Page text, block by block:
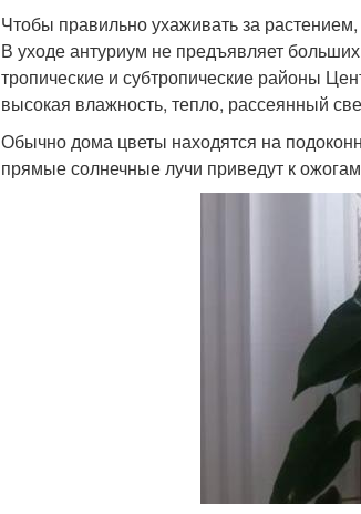
Чтобы правильно ухаживать за
В уходе антуриум не предъявляет
тропические и субтропические районы
высокая влажность, тепло, рассеянный
Обычно дома цветы находятся на
прямые солнечные лучи приведут к